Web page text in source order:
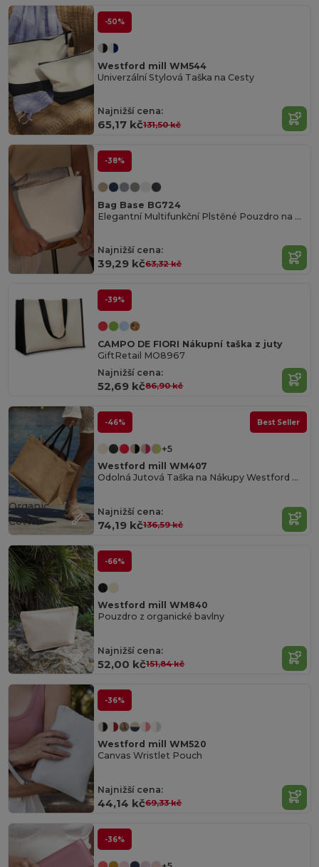
-50%
Westford mill WM544
Univerzální Stylová Taška na Cesty
Najnižší cena:
65,17 kč131,50 kč
-38%
Bag Base BG724
Elegantní Multifunkční Plstěné Pouzdro na Doplňky
Najnižší cena:
39,29 kč63,32 kč
-39%
CAMPO DE FIORI Nákupní taška z juty
GiftRetail MO8967
Najnižší cena:
52,69 kč86,90 kč
-46% Best Seller
+5
Westford mill WM407
Odolná Jutová Taška na Nákupy Westford Mill
Najnižší cena:
74,19 kč136,59 kč
Organic
Cotton
-66%
Westford mill WM840
Pouzdro z organické bavlny
Najnižší cena:
52,00 kč151,84 kč
-36%
Westford mill WM520
Canvas Wristlet Pouch
Najnižší cena:
44,14 kč69,33 kč
-36%